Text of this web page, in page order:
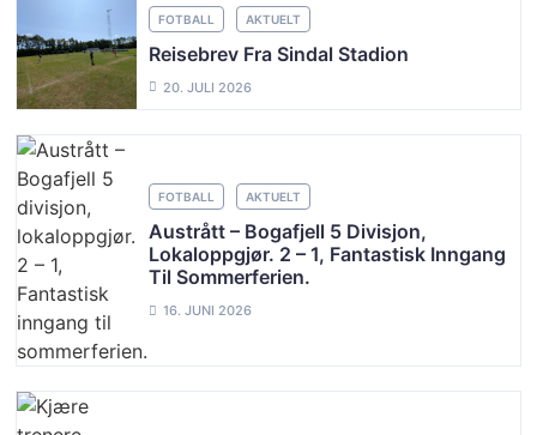
FOTBALL AKTUELT
Reisebrev Fra Sindal Stadion
20. JULI 2026
FOTBALL AKTUELT
Austrått – Bogafjell 5 Divisjon,
Lokaloppgjør. 2 – 1, Fantastisk Inngang
Til Sommerferien.
16. JUNI 2026